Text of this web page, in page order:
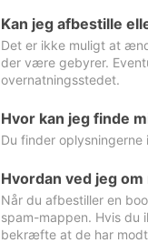
Kan jeg afbestille
Det er ikke muligt at
der være gebyrer.
overnatningsstedet.
Hvor kan jeg finde
Du finder
Hvordan ved jeg
Når du afbestiller en
spam-mappen. Hvis du
bekræfte at de har